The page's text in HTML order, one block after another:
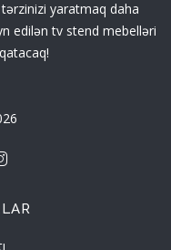
yaratmaq daha
edilən tv stend mebelləri